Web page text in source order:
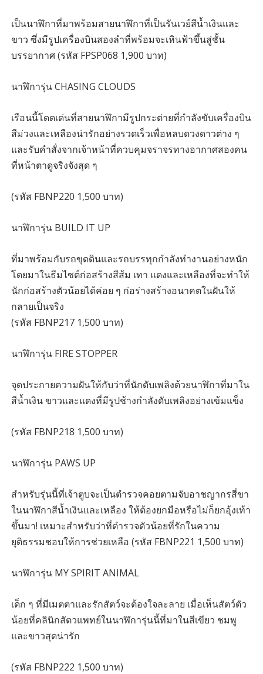
เป็นนาฬิกาที่มาพร้อมสายนาฬิกาที่เป็นรันเวย์สีน้ำเงินและ
ขาว ซึ่งมีรูปเครื่องบินสองลำที่พร้อมจะเหินฟ้าขึ้นสู่ชั้น
บรรยากาศ (รหัส FPSP068 1,900 บาท)
นาฬิการุ่น CHASING CLOUDS
เรือนนี้โดดเด่นที่สายนาฬิกามีรูปกระต่ายที่กำลังขับเครื่องบิน
สีม่วงและเหลืองน่ารักอย่างรวดเร็วเพื่อหลบดวงดาวต่าง ๆ
และรับคำสั่งจากเจ้าหน้าที่ควบคุมจราจรทางอากาศสองคน
ที่หน้าตาดูจริงจังสุด ๆ
(รหัส FBNP220 1,500 บาท)
นาฬิการุ่น BUILD IT UP
ที่มาพร้อมกับรถขุดดินและรถบรรทุกกำลังทำงานอย่างหนัก
โดยมาในธีมไซต์ก่อสร้างสีส้ม เทา แดงและเหลืองที่จะทำให้
นักก่อสร้างตัวน้อยได้ค่อย ๆ ก่อร่างสร้างอนาคตในฝันให้
กลายเป็นจริง
(รหัส FBNP217 1,500 บาท)
นาฬิการุ่น FIRE STOPPER
จุดประกายความฝันให้กับว่าที่นักดับเพลิงด้วยนาฬิกาที่มาใน
สีน้ำเงิน ขาวและแดงที่มีรูปช้างกำลังดับเพลิงอย่างเข้มแข็ง
(รหัส FBNP218 1,500 บาท)
นาฬิการุ่น PAWS UP
สำหรับรุ่นนี้ที่เจ้าตูบจะเป็นตำรวจคอยตามจับอาชญากรสี่ขา
ในนาฬิกาสีน้ำเงินและเหลือง ให้ต้องยกมือหรือไม่ก็ยกอุ้งเท้า
ขึ้นมา! เหมาะสำหรับว่าที่ตำรวจตัวน้อยที่รักในความ
ยุติธรรมชอบให้การช่วยเหลือ (รหัส FBNP221 1,500 บาท)
นาฬิการุ่น MY SPIRIT ANIMAL
เด็ก ๆ ที่มีเมตตาและรักสัตว์จะต้องใจละลาย เมื่อเห็นสัตว์ตัว
น้อยที่คลินิกสัตวแพทย์ในนาฬิการุ่นนี้ที่มาในสีเขียว ชมพู
และขาวสุดน่ารัก
(รหัส FBNP222 1,500 บาท)